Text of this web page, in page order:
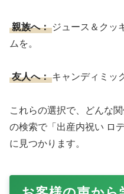
親族へ： ジュース＆クッ
ムを。
友人へ： キャンディミッ
これらの選択で、どんな
の検索で「出産内祝い ロ
に見つかります。